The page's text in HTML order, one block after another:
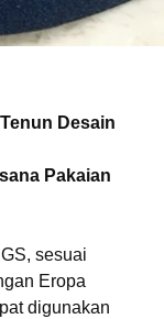
Desain
Pakaian
sesuai
Eropa
digunakan